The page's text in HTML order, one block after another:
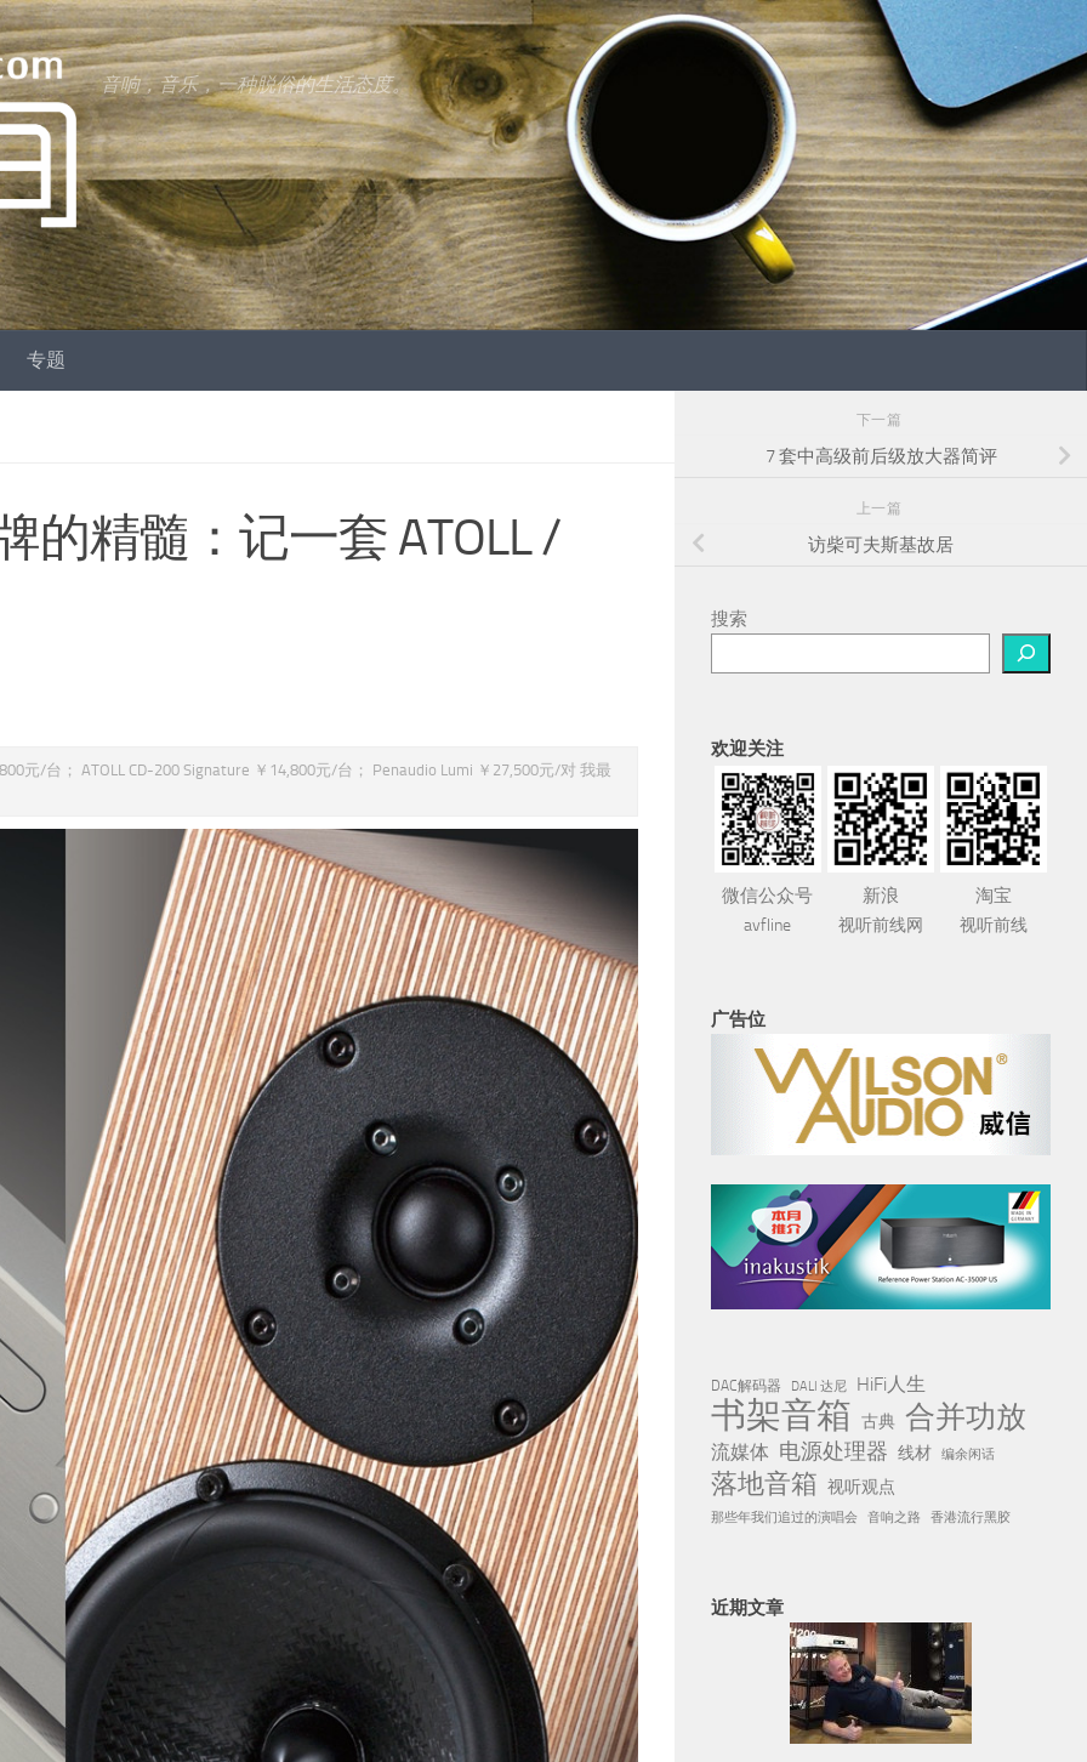
音响，音乐，一种脱俗的生活态度。
专题
的精髓：记一套 ATOLL /
元/台； ATOLL CD-200 Signature ￥14,800元/台； Penaudio Lumi ￥27,500元/对 我最
下一篇
7 套中高级前后级放大器简评
上一篇
访柴可夫斯基故居
搜索
欢迎关注
微信公众号
avfline
新浪
视听前线网
淘宝
视听前线
广告位
DAC解码器 DALI 达尼 HiFi人生
书架音箱 古典 合并功放
流媒体 电源处理器 线材 编余闲话
落地音箱 视听观点
那些年我们追过的演唱会 音响之路 香港流行黑胶
近期文章